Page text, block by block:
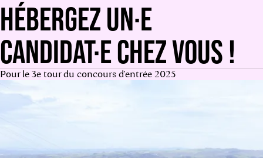
HÉBERGEZ UN·E
CANDIDAT·E CHEZ VOUS !
Pour le 3e tour du concours d'entrée 2025